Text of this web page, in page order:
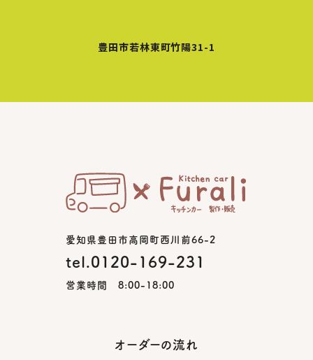
豊田市若林東町竹陽31-1
愛知県豊田市高岡町西川前66-2
tel.0120-169-231
営業時間 8:00-18:00
オーダーの流れ